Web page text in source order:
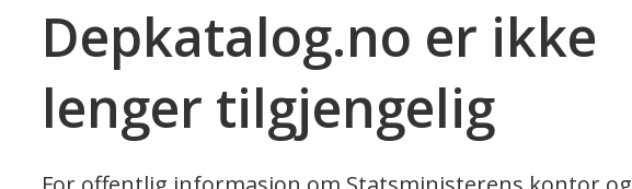
Depkatalog.no er ikke
lenger tilgjengelig